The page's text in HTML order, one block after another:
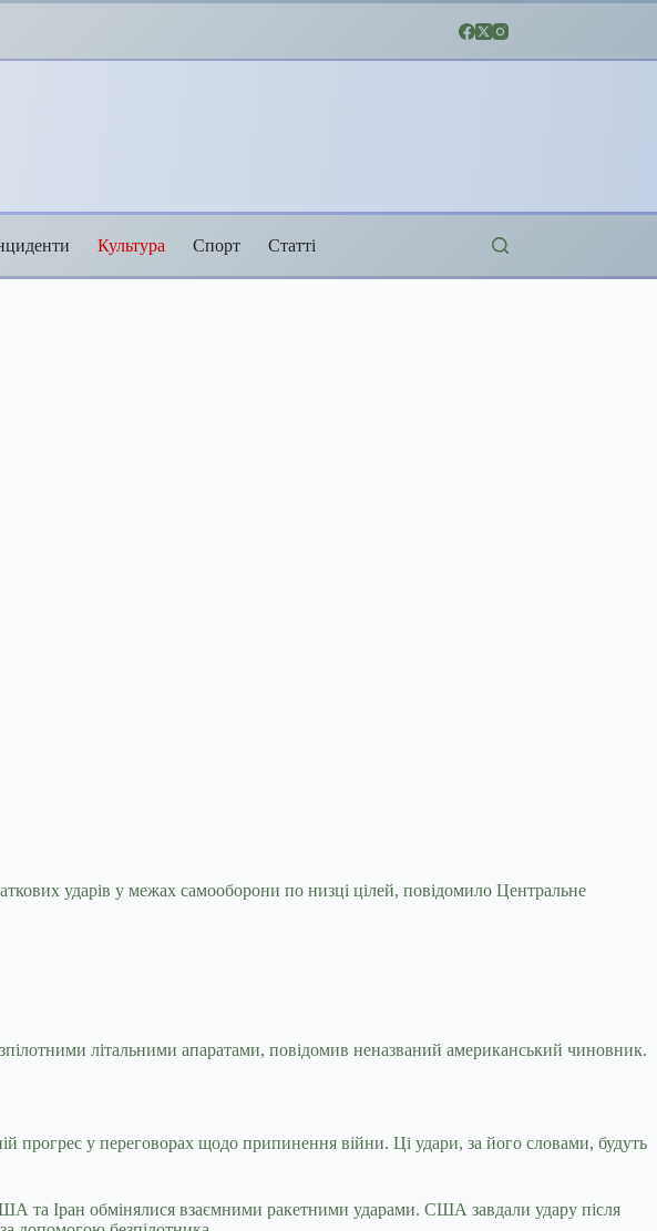
Культура Спорт Статті
ударів у межах самооборони по низці цілей, повідомило Центральне
літальними апаратами, повідомив неназваний американський чиновник.
прогрес у переговорах щодо припинення війни. Ці удари, за його словами, будуть
та Іран обмінялися взаємними ракетними ударами. США завдали удару після